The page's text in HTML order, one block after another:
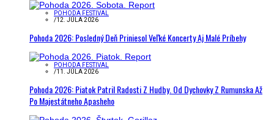
POHODA FESTIVAL
/12. JÚLA 2026
Pohoda 2026: Posledný Deň Priniesol Veľké Koncerty Aj Malé Príbehy
POHODA FESTIVAL
/11. JÚLA 2026
Pohoda 2026: Piatok Patril Radosti Z Hudby. Od Dychovky Z Rumunska Až
Po Majestátneho Apasheho